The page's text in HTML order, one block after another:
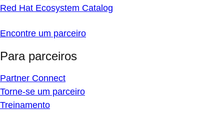
Red Hat Ecosystem Catalog
Encontre um parceiro
Para parceiros
Partner Connect
Torne-se um parceiro
Treinamento